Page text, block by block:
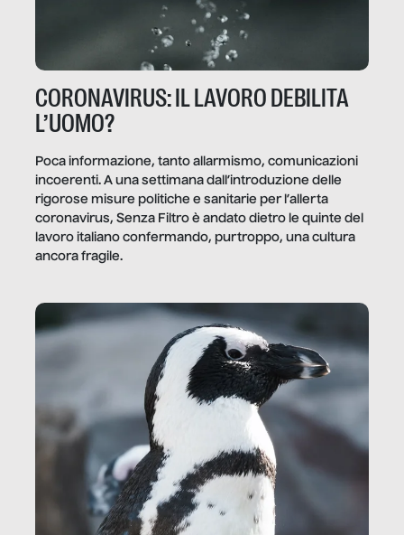
CORONAVIRUS: IL LAVORO DEBILITA
L’UOMO?
Poca informazione, tanto allarmismo, comunicazioni
incoerenti. A una settimana dall’introduzione delle
rigorose misure politiche e sanitarie per l’allerta
coronavirus, Senza Filtro è andato dietro le quinte del
lavoro italiano confermando, purtroppo, una cultura
ancora fragile.